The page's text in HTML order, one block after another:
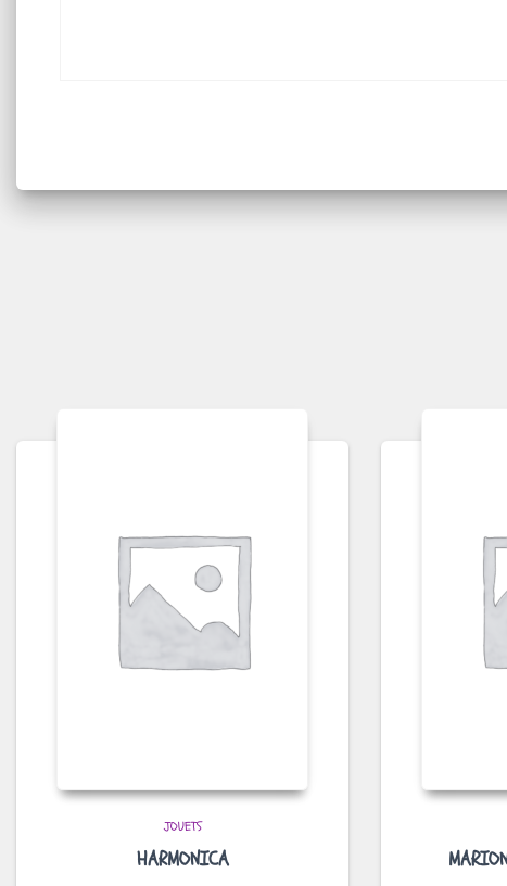
JOUETS
HARMONICA